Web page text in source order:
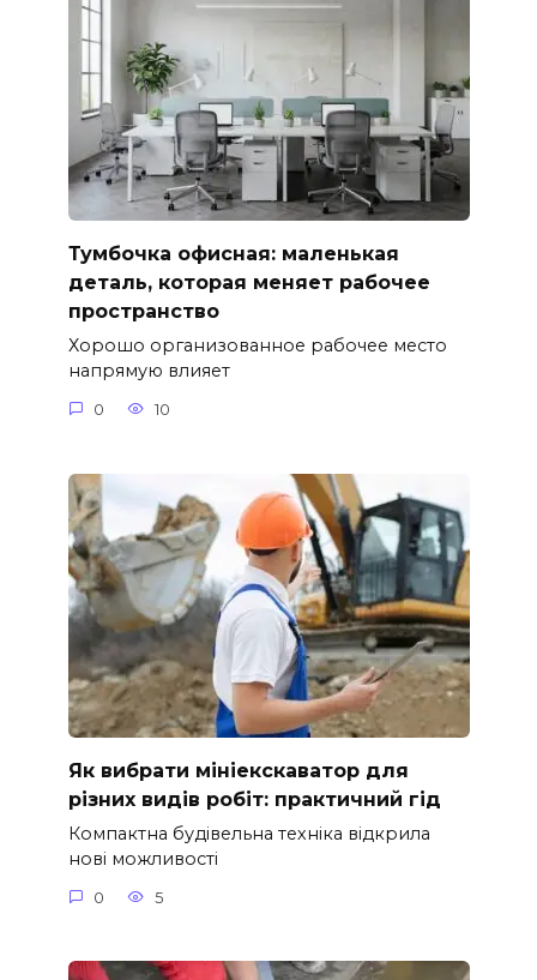
Тумбочка офисная: маленькая
деталь, которая меняет рабочее
пространство
Хорошо организованное рабочее место
напрямую влияет
0 10
Як вибрати мініекскаватор для
різних видів робіт: практичний гід
Компактна будівельна техніка відкрила
нові можливості
0 5